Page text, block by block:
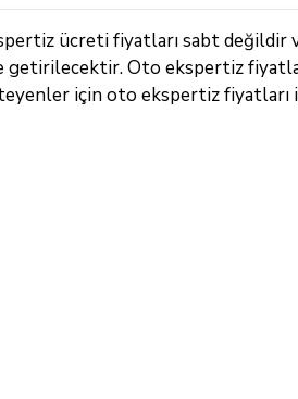
ücreti fiyatları sabt değildir
getirilecektir. Oto ekspertiz
için oto ekspertiz fiyatları